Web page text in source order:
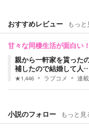
おすすめレビュー もっと
甘々な同棲生活が面白い！
親から一軒家を貰った
補したので結婚して人
★1,446 ラブコメ 連
小説のフォロー もっと見